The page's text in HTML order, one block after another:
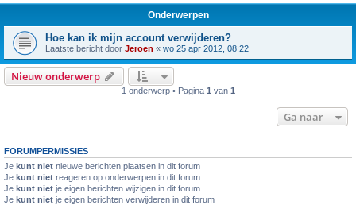
Onderwerpen
Hoe kan ik mijn account verwijderen?
Laatste bericht door Jeroen « wo 25 apr 2012, 08:22
Nieuw onderwerp
1 onderwerp • Pagina 1 van 1
Ga naar
FORUMPERMISSIES
Je kunt niet nieuwe berichten plaatsen in dit forum
Je kunt niet reageren op onderwerpen in dit forum
Je kunt niet je eigen berichten wijzigen in dit forum
Je kunt niet je eigen berichten verwijderen in dit forum